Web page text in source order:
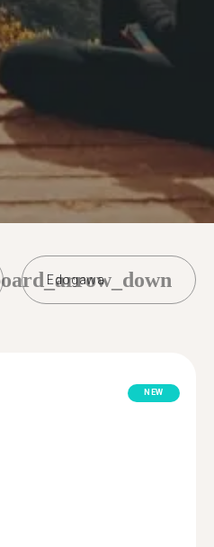
Edogawa
NEW